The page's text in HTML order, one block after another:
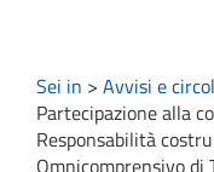
Sei in > Avvisi e
Partecipazione alla
Responsabilità